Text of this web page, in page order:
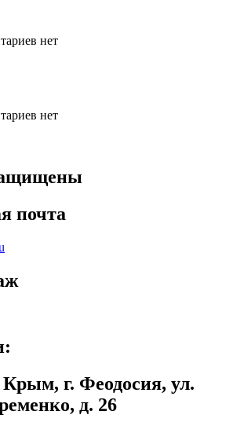
нет
нет
почта
г. Феодосия, ул.
д. 26